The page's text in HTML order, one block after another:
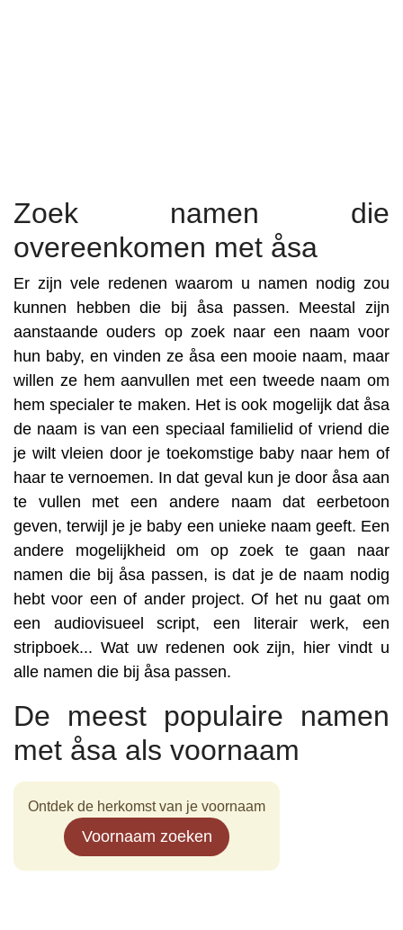
Zoek namen die
overeenkomen met åsa
Er zijn vele redenen waarom u namen nodig zou
kunnen hebben die bij åsa passen. Meestal zijn
aanstaande ouders op zoek naar een naam voor
hun baby, en vinden ze åsa een mooie naam, maar
willen ze hem aanvullen met een tweede naam om
hem specialer te maken. Het is ook mogelijk dat åsa
de naam is van een speciaal familielid of vriend die
je wilt vleien door je toekomstige baby naar hem of
haar te vernoemen. In dat geval kun je door åsa aan
te vullen met een andere naam dat eerbetoon
geven, terwijl je je baby een unieke naam geeft. Een
andere mogelijkheid om op zoek te gaan naar
namen die bij åsa passen, is dat je de naam nodig
hebt voor een of ander project. Of het nu gaat om
een audiovisueel script, een literair werk, een
stripboek... Wat uw redenen ook zijn, hier vindt u
alle namen die bij åsa passen.
De meest populaire namen
met åsa als voornaam
Ontdek de herkomst van je voornaam
Voornaam zoeken